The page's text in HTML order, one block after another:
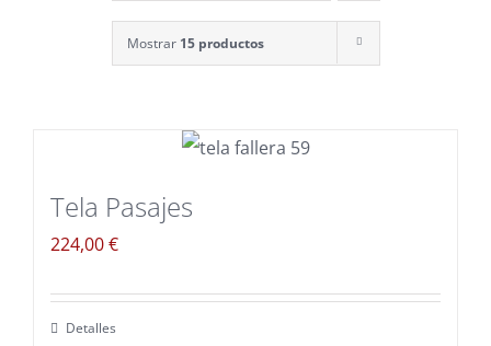
Mostrar 15 productos
Tela Pasajes
224,00€
Detalles